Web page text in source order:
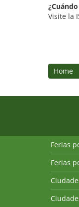
Visite la
Home
Ferias
Ferias